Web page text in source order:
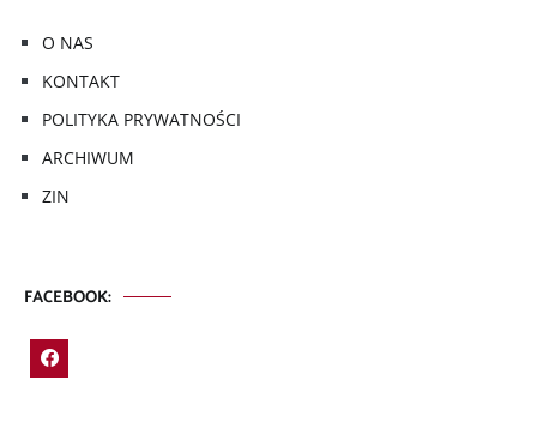
O NAS
KONTAKT
POLITYKA PRYWATNOŚCI
ARCHIWUM
ZIN
FACEBOOK: